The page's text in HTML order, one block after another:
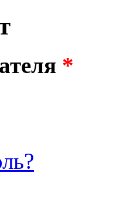
*